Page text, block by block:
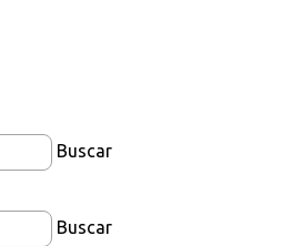
Buscar
Buscar